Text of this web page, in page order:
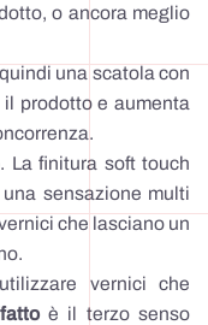
o ancora meglio
una scatola con
prodotto e aumenta
La finitura soft touch
sensazione multi
che lasciano un
vernici che
è il terzo senso